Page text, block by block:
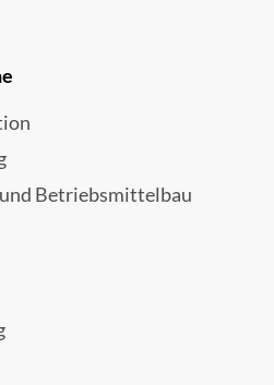
Betriebsmittelbau